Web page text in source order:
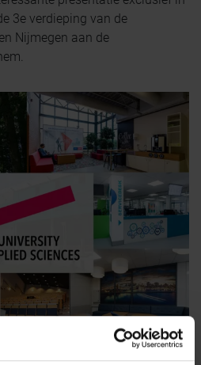
3e verdieping van de
Nijmegen aan de